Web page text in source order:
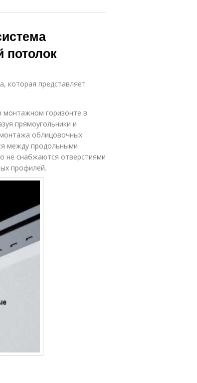
потолок
которая представляет
монтажном горизонте в
прямоугольники и
облицовочных
между продольными
не снабжаются отверстиями
профилей.